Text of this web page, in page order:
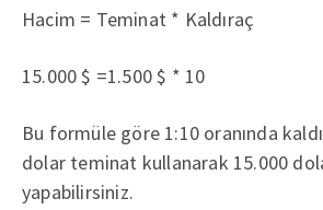
Hacim = Teminat * Kaldıraç
15.000 $ =1.500 $ * 10
Bu formüle göre 1:10 oranında
dolar teminat kullanarak 15.000
yapabilirsiniz.